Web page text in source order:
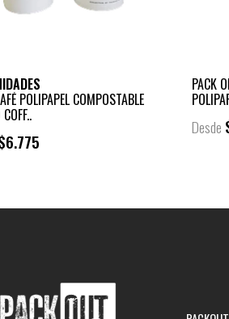
POLIPAPEL COMPOSTABLE
PACK
Desde